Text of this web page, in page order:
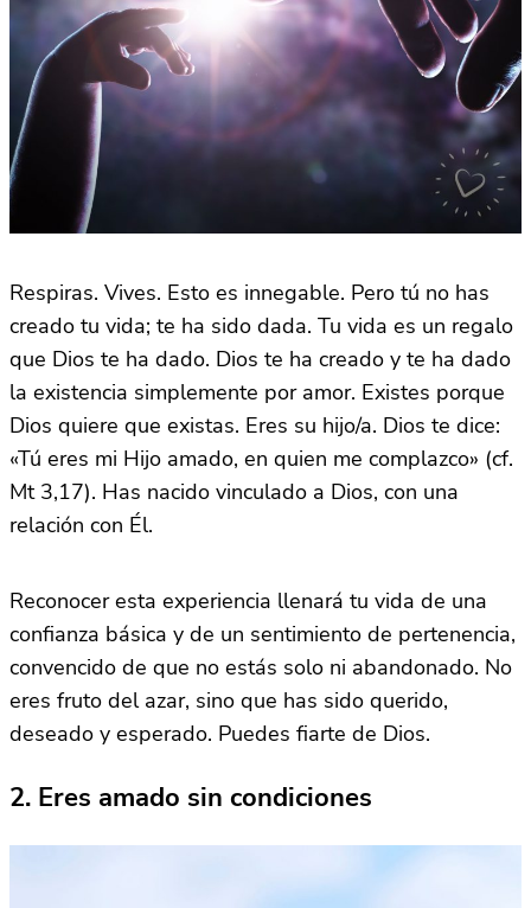
Respiras. Vives. Esto es innegable. Pero tú no has
creado tu vida; te ha sido dada. Tu vida es un regalo
que Dios te ha dado. Dios te ha creado y te ha dado
la existencia simplemente por amor. Existes porque
Dios quiere que existas. Eres su hijo/a. Dios te dice:
«Tú eres mi Hijo amado, en quien me complazco» (cf.
Mt 3,17). Has nacido vinculado a Dios, con una
relación con Él.
Reconocer esta experiencia llenará tu vida de una
confianza básica y de un sentimiento de pertenencia,
convencido de que no estás solo ni abandonado. No
eres fruto del azar, sino que has sido querido,
deseado y esperado. Puedes fiarte de Dios.
2. Eres amado sin condiciones